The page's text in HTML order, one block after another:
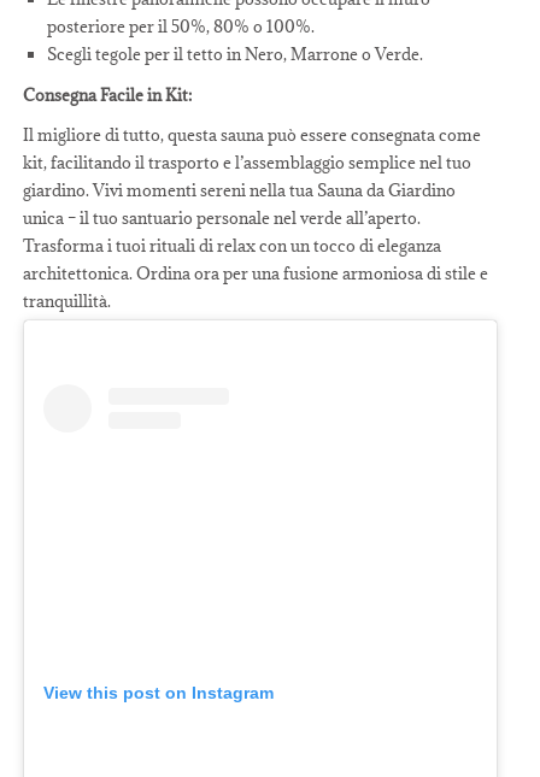
posteriore per il 50%, 80% o 100%.
Scegli tegole per il tetto in Nero, Marrone o Verde.
Consegna Facile in Kit:
Il migliore di tutto, questa sauna può essere consegnata come
kit, facilitando il trasporto e l’assemblaggio semplice nel tuo
giardino. Vivi momenti sereni nella tua Sauna da Giardino
unica – il tuo santuario personale nel verde all’aperto.
Trasforma i tuoi rituali di relax con un tocco di eleganza
architettonica. Ordina ora per una fusione armoniosa di stile e
tranquillità.
View this post on Instagram